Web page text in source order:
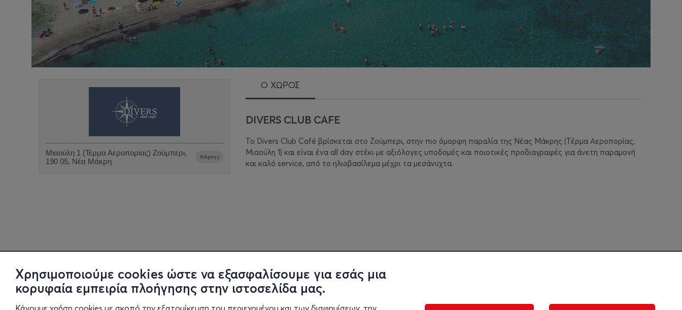
Χρησιμοποιούμε cookies ώστε να εξασφαλίσουμε για εσάς μια
κορυφαία εμπειρία πλοήγησης στην ιστοσελίδα μας.
Κάνουμε χρήση cookies με σκοπό την εξατομίκευση του περιεχομένου και των διαφημίσεων, την
Μιαούλη 1 (Τέρμα Αεροπορίας) Ζούμπερι,
190 05, Νέα Μάκρη
Χάρτης
Ο ΧΩΡΟΣ
DIVERS CLUB CAFE
Το Divers Club Café βρίσκεται στο Ζούμπερι, στην πιο όμορφη παραλία της Νέας Μάκρης (Τέρμα Αεροπορίας,
Μιαούλη 1) και είναι ένα all day στέκι με αξιόλογες υποδομές και ποιοτικές προδιαγραφές για άνετη παραμονή
και καλό service, από το ηλιοβασίλεμα μέχρι τα μεσάνυχτα.